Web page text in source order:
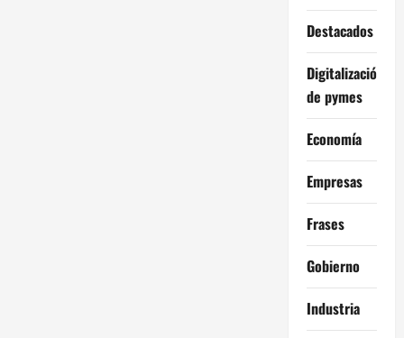
Destacados
Digitalización
de pymes
Economía
Empresas
Frases
Gobierno
Industria